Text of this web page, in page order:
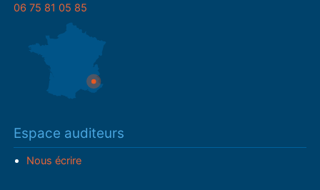
06 75 81 05 85
Espace auditeurs
Nous écrire